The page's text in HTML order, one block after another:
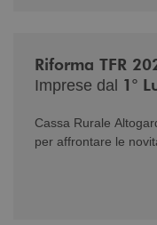
Riforma TFR
Imprese dal 1°
Cassa Rurale
per affrontare le